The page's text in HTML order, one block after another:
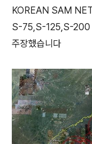
KOREAN SAM
S-75,S-125,S-200
주장했습니다